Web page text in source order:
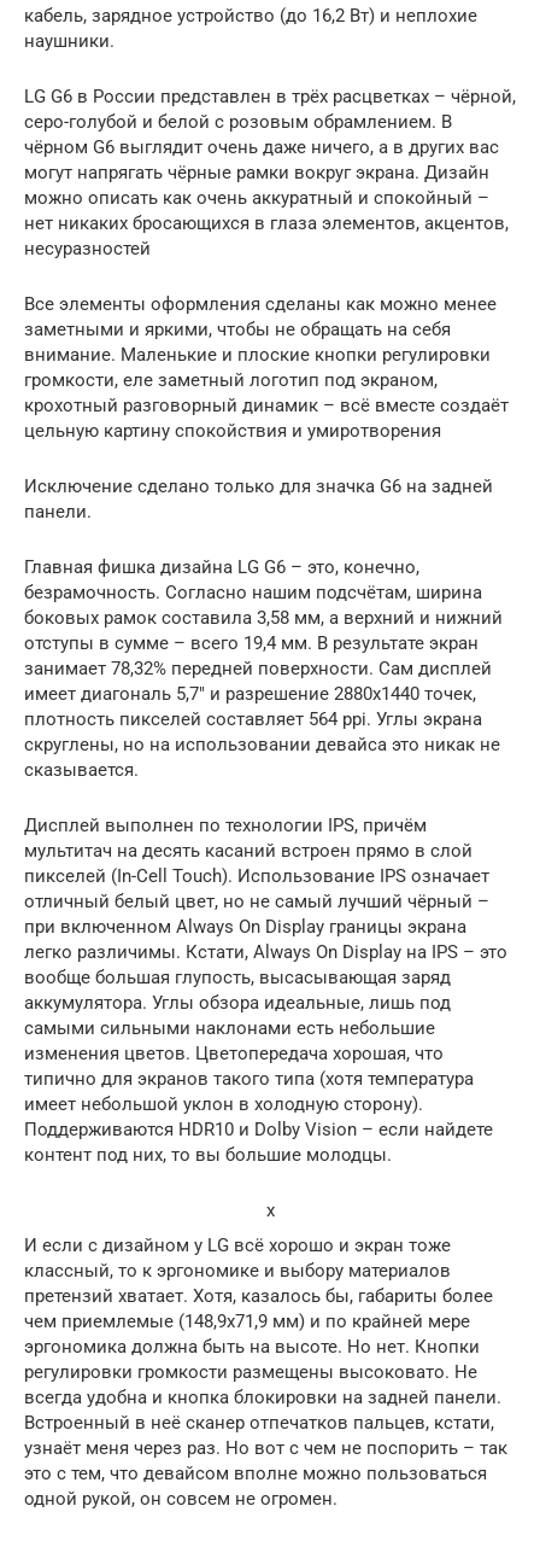
кабель, зарядное устройство (до 16,2 Вт) и неплохие
наушники.
LG G6 в России представлен в трёх расцветках – чёрной,
серо-голубой и белой с розовым обрамлением. В
чёрном G6 выглядит очень даже ничего, а в других вас
могут напрягать чёрные рамки вокруг экрана. Дизайн
можно описать как очень аккуратный и спокойный –
нет никаких бросающихся в глаза элементов, акцентов,
несуразностей
Все элементы оформления сделаны как можно менее
заметными и яркими, чтобы не обращать на себя
внимание. Маленькие и плоские кнопки регулировки
громкости, еле заметный логотип под экраном,
крохотный разговорный динамик – всё вместе создаёт
цельную картину спокойствия и умиротворения
Исключение сделано только для значка G6 на задней
панели.
Главная фишка дизайна LG G6 – это, конечно,
безрамочность. Согласно нашим подсчётам, ширина
боковых рамок составила 3,58 мм, а верхний и нижний
отступы в сумме – всего 19,4 мм. В результате экран
занимает 78,32% передней поверхности. Сам дисплей
имеет диагональ 5,7″ и разрешение 2880х1440 точек,
плотность пикселей составляет 564 ppi. Углы экрана
скруглены, но на использовании девайса это никак не
сказывается.
Дисплей выполнен по технологии IPS, причём
мультитач на десять касаний встроен прямо в слой
пикселей (In-Cell Touch). Использование IPS означает
отличный белый цвет, но не самый лучший чёрный –
при включенном Always On Display границы экрана
легко различимы. Кстати, Always On Display на IPS – это
вообще большая глупость, высасывающая заряд
аккумулятора. Углы обзора идеальные, лишь под
самыми сильными наклонами есть небольшие
изменения цветов. Цветопередача хорошая, что
типично для экранов такого типа (хотя температура
имеет небольшой уклон в холодную сторону).
Поддерживаются HDR10 и Dolby Vision – если найдете
контент под них, то вы большие молодцы.
x
И если с дизайном у LG всё хорошо и экран тоже
классный, то к эргономике и выбору материалов
претензий хватает. Хотя, казалось бы, габариты более
чем приемлемые (148,9х71,9 мм) и по крайней мере
эргономика должна быть на высоте. Но нет. Кнопки
регулировки громкости размещены высоковато. Не
всегда удобна и кнопка блокировки на задней панели.
Встроенный в неё сканер отпечатков пальцев, кстати,
узнаёт меня через раз. Но вот с чем не поспорить – так
это с тем, что девайсом вполне можно пользоваться
одной рукой, он совсем не огромен.